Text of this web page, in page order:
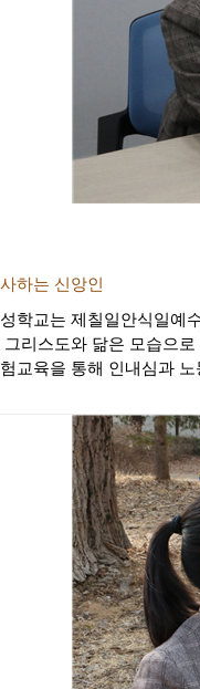
하는 신앙인
학교는 제칠일안식일예
그리스도와 닮은 모습으
교육을 통해 인내심과